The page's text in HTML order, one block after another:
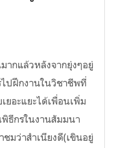
ากแล้วหลังจากยุ่งๆอยู่
ปฝึกงานในวิชาชีพที่
ยอะแยะได้เพื่อนเพิ่ม
ธีกรในงานสัมมนา
มว่าสำเนียงดี(เขินอยู่